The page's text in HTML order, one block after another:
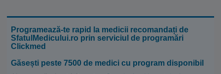
Programează-te rapid la medicii recomandați de
SfatulMedicului.ro prin serviciul de programări
Clickmed
Găsești peste 7500 de medici cu program disponibil